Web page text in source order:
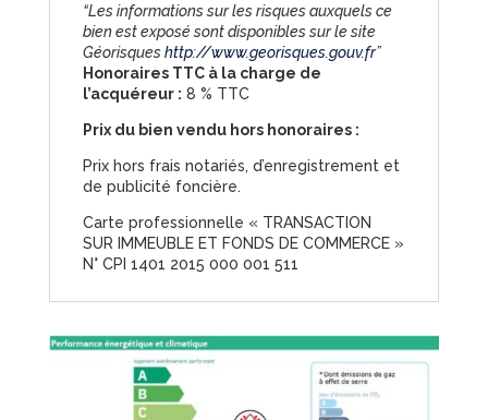
“Les informations sur les risques auxquels ce
bien est exposé sont disponibles sur le site
Géorisques http://www.georisques.gouv.fr”
Honoraires TTC à la charge de
l’acquéreur : 8 % TTC
Prix du bien vendu hors honoraires :
Prix hors frais notariés, d’enregistrement et
de publicité foncière.
Carte professionnelle « TRANSACTION
SUR IMMEUBLE ET FONDS DE COMMERCE »
N° CPI 1401 2015 000 001 511